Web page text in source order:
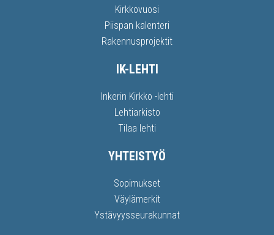
Kirkkovuosi
Piispan kalenteri
Rakennusprojektit
IK-LEHTI
Inkerin Kirkko -lehti
Lehtiarkisto
Tilaa lehti
YHTEISTYÖ
Sopimukset
Väylämerkit
Ystävyysseurakunnat